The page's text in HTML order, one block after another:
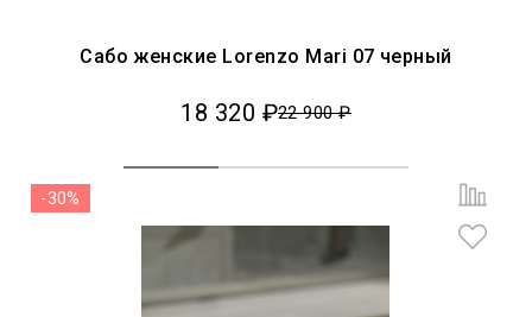
Сабо женские Lorenzo Mari 07 черный
18 320 ₽22 900 ₽
-30%